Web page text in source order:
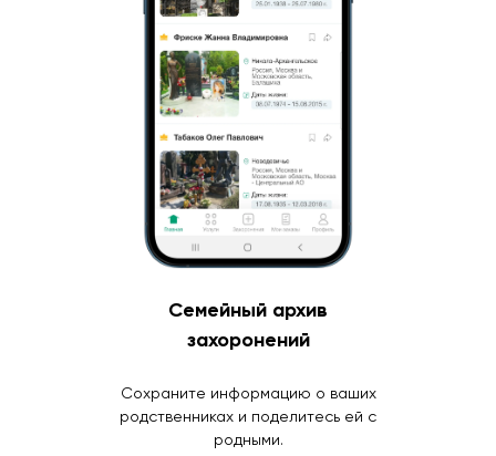
Семейный архив
захоронений
Сохраните информацию о ваших
родственниках и поделитесь ей с
родными.